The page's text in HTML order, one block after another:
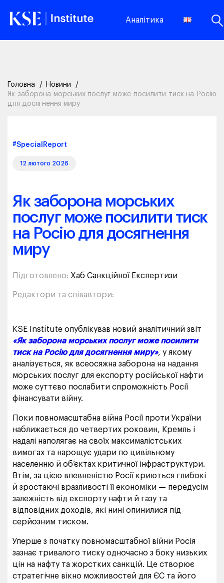
Аналітика
Головна
Новини
Як заборона морських послуг може посилити тиск на Росію
для досягнення миру
#SpecialReport
12 лютого 2026
Як заборона морських
послуг може посилити тиск
на Росію для досягнення
миру
Підготовлено: Хаб Санкційної Експертизи
Редактори та співавтори:
KSE Institute опублікував новий аналітичний звіт
«Як заборона морських послуг може посилити
тиск на Росію для досягнення миру», у якому
аналізується, як всеосяжна заборона на надання
морських послуг для експорту російської нафти
може суттєво послабити спроможність Росії
фінансувати війну.
Поки повномасштабна війна Росії проти України
наближається до четвертих роковин, Кремль і
надалі наполягає на своїх максималістських
вимогах та нарощує удари по цивільному
населенню й об’єктах критичної інфраструктури.
Втім, за цією впевненістю Росії криються глибокі
й зростаючі вразливості її економіки — передусім
залежність від експорту нафти й газу та
відповідних доходів, які нині опинилися під
серйозним тиском.
Уперше з початку повномасштабної війни Росія
зазнає тривалого тиску одночасно з боку низьких
цін на нафту та жорстких санкцій. Це створює
стратегічне вікно можливостей для ЄС та його